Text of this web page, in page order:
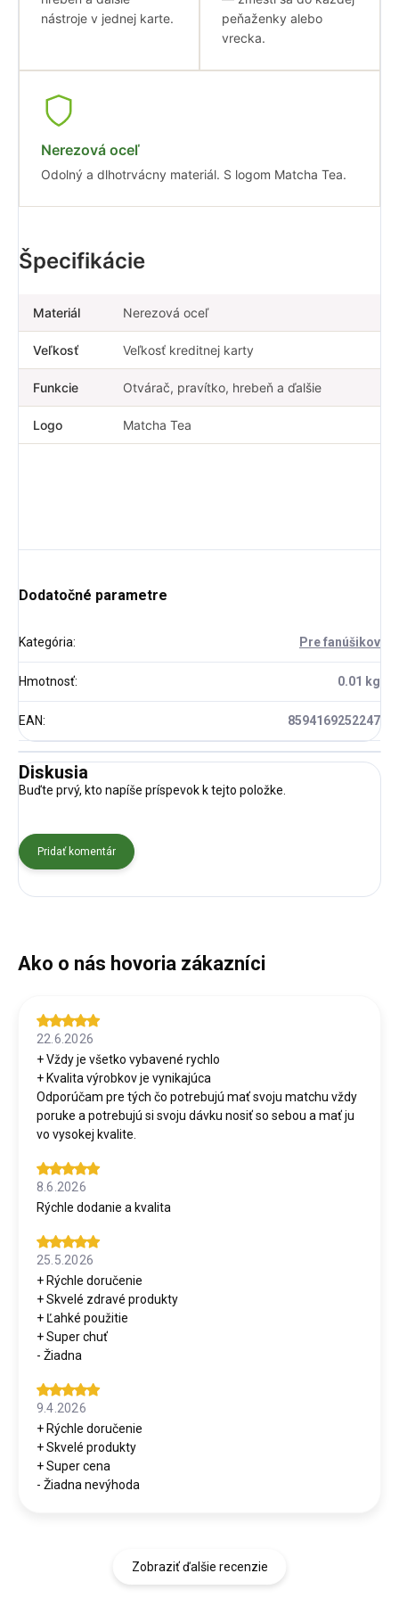
nástroje v jednej karte.
peňaženky alebo
vrecka.
Nerezová oceľ
Odolný a dlhotrvácny materiál. S logom Matcha Tea.
Špecifikácie
Materiál Nerezová oceľ
Veľkosť Veľkosť kreditnej karty
Funkcie Otvárač, pravítko, hrebeň a ďalšie
Logo Matcha Tea
Dodatočné parametre
Kategória: Pre fanúšikov
Hmotnosť: 0.01 kg
EAN: 8594169252247
Diskusia
Buďte prvý, kto napíše príspevok k tejto položke.
Pridať komentár
22.6.2026
+ Vždy je všetko vybavené rychlo
+ Kvalita výrobkov je vynikajúca
Odporúčam pre tých čo potrebujú mať svoju matchu vždy
poruke a potrebujú si svoju dávku nosiť so sebou a mať ju
vo vysokej kvalite.
8.6.2026
Rýchle dodanie a kvalita
25.5.2026
+ Rýchle doručenie
+ Skvelé zdravé produkty
+ Ľahké použitie
+ Super chuť
- Žiadna
9.4.2026
+ Rýchle doručenie
+ Skvelé produkty
+ Super cena
- Žiadna nevýhoda
Zobraziť ďalšie recenzie